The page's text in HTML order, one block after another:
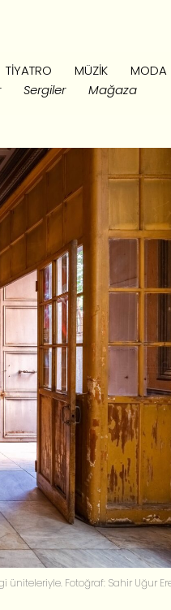
TIYATRO MÜZIK
MODA
Sergiler Mağaza
üniteleriyle. Fotoğraf: Sahir Uğur